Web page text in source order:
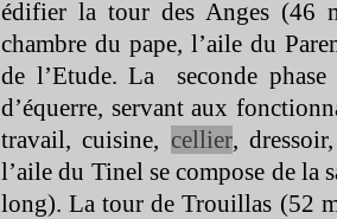
édifier la tour des Anges (46
chambre du pape, l’aile du
de l’Etude. La seconde
d’équerre, servant aux
travail, cuisine, cellier,
l’aile du Tinel se compose de la
long). La tour de Trouillas (52